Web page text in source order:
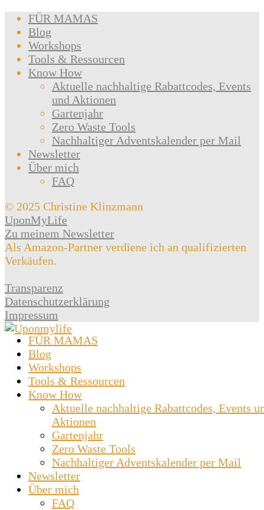
FÜR MAMAS
Blog
Workshops
Tools & Ressourcen
Know How
Aktuelle nachhaltige Rabattcodes, Events
und Aktionen
Gartenjahr
Zero Waste Tools
Nachhaltiger Adventskalender per Mail
Newsletter
Über mich
FAQ
© 2025 Christine Klinzmann
UponMyLife
Zu meinem Newsletter
Als Amazon-Partner verdiene ich an qualifizierten
Verkäufen.
Transparenz
Datenschutzerklärung
Impressum
FÜR MAMAS
Blog
Workshops
Tools & Ressourcen
Know How
Aktuelle nachhaltige Rabattcodes, Events
Aktionen
Gartenjahr
Zero Waste Tools
Nachhaltiger Adventskalender per Mail
Newsletter
Über mich
FAQ